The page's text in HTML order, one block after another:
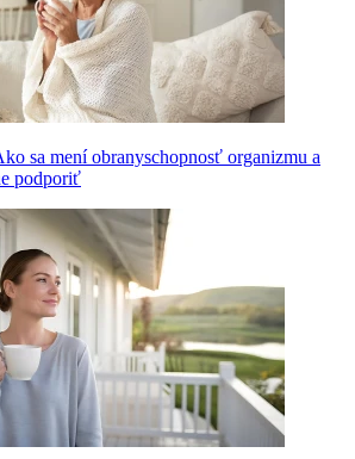
sa mení obranyschopnosť organizmu a
podporiť